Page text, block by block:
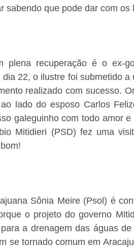
sabendo que pode dar com
plena recuperação é o ex-
22, o ilustre foi submetido
realizado com sucesso.
lado do esposo Carlos
galeguinho com todo amor
Mitidieri (PSD) fez uma
Sônia Meire (Psol) é
o projeto do governo
a drenagem das águas
se tornado comum em